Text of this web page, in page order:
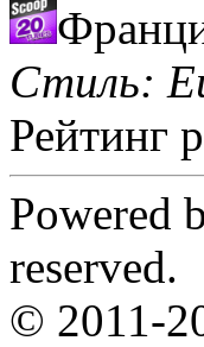
Стиль:
Рейтинг
Powered
reserved.
© 2011-